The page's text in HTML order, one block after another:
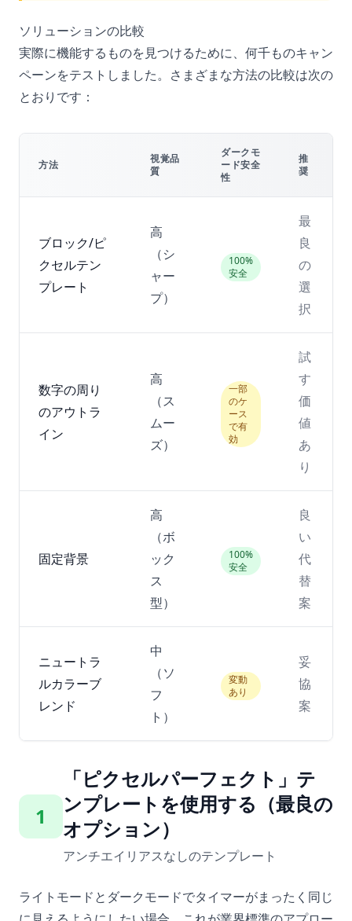
ソリューションの比較
実際に機能するものを見つけるために、何千ものキャン
ペーンをテストしました。さまざまな方法の比較は次の
とおりです：
方法
視覚品
質
ダークモ
ード安全
性
推
奨
ブロック/ピ
クセルテン
プレート
高
（シ
ャー
プ）
100%
安全
最
良
の
選
択
数字の周り
のアウトラ
イン
高
（ス
ムー
ズ）
一部
のケ
ース
で有
効
試
す
価
値
あ
り
固定背景
高
（ボ
ック
ス
型）
100%
安全
良
い
代
替
案
ニュートラ
ルカラーブ
レンド
中
（ソ
フ
ト）
変動
あり
妥
協
案
1
「ピクセルパーフェクト」テ
ンプレートを使用する（最良の
オプション）
アンチエイリアスなしのテンプレート
ライトモードとダークモードでタイマーがまったく同じ